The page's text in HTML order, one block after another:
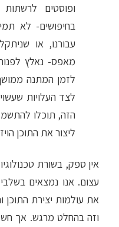
ופוסטים
בחיפושים- לא
עבורנו, או
מאפס- נאלץ
לזמן המתנה
לצד העלויות
ליצור את התוכן
עצום. אנו נמצאים
את עולמות יצירת התוכן
וזה בהחלט מרגש. אך